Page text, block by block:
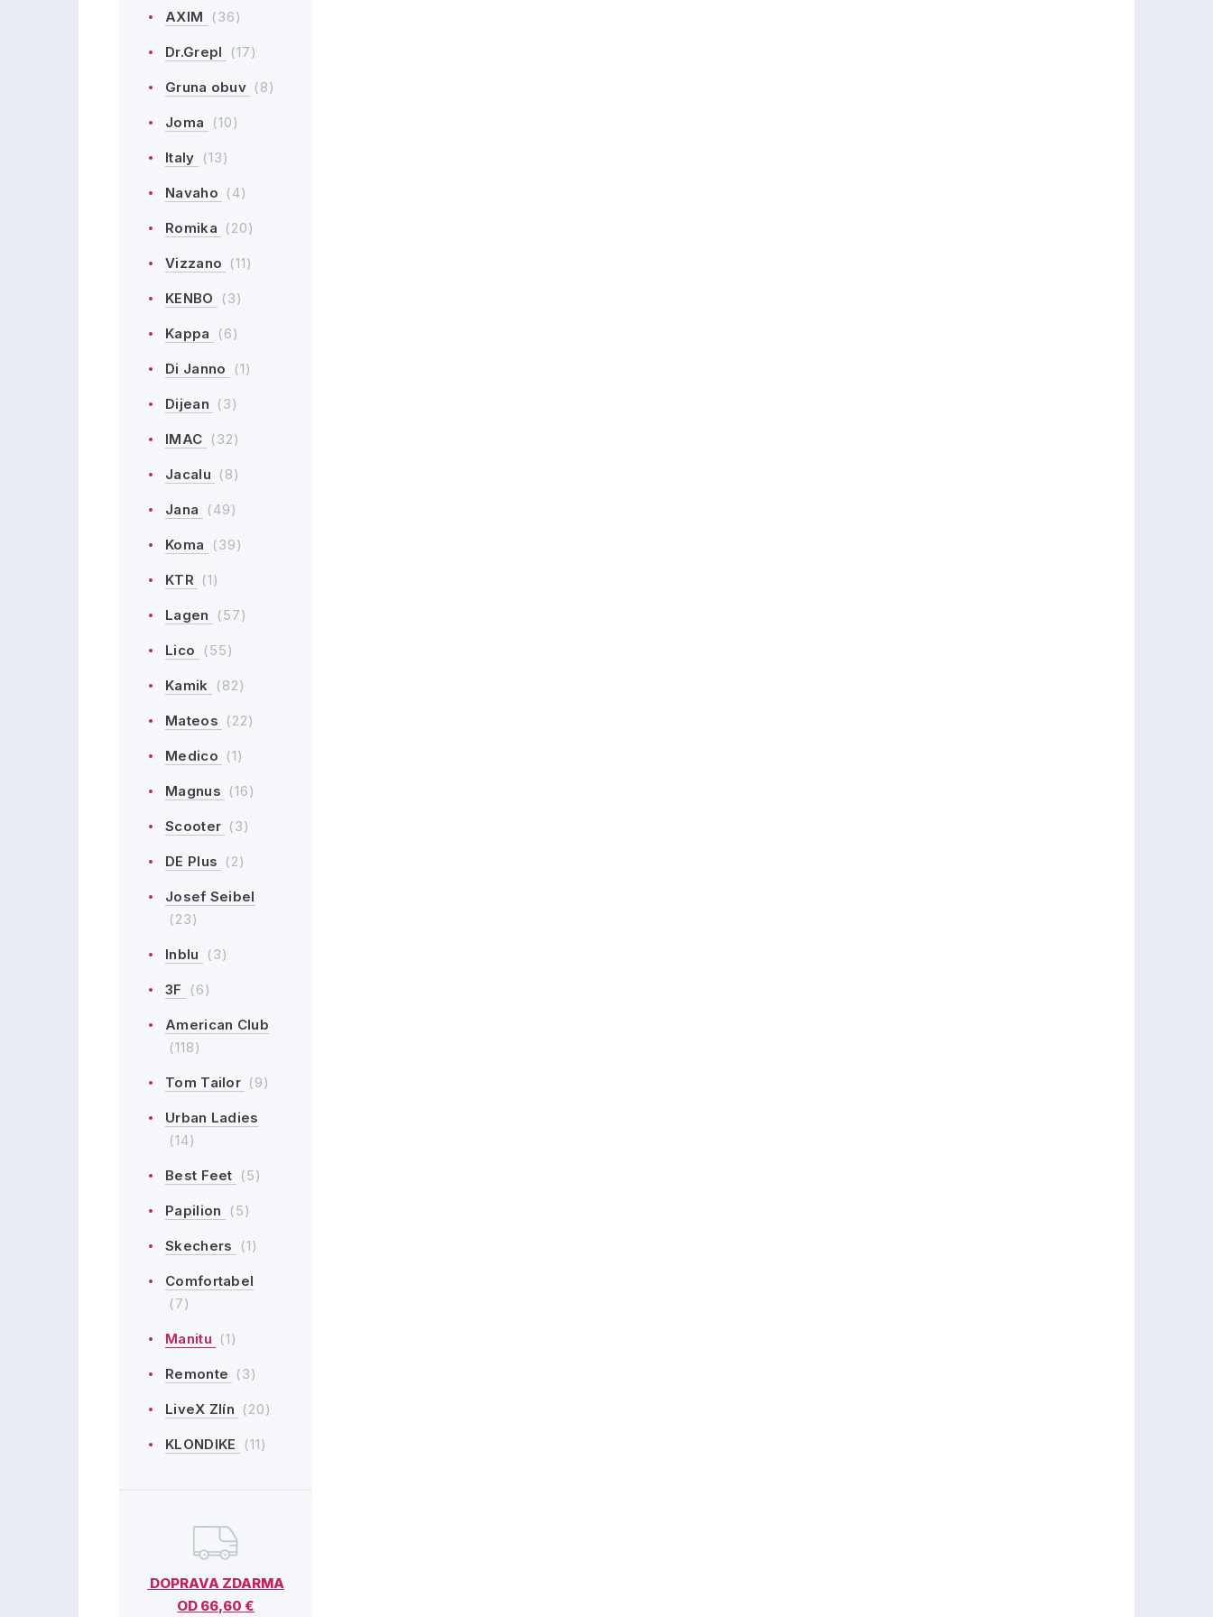
AXIM (36)
Dr.Grepl (17)
Gruna obuv (8)
Joma (10)
Italy (13)
Navaho (4)
Romika (20)
Vizzano (11)
KENBO (3)
Kappa (6)
Di Janno (1)
Dijean (3)
IMAC (32)
Jacalu (8)
Jana (49)
Koma (39)
KTR (1)
Lagen (57)
Lico (55)
Kamik (82)
Mateos (22)
Medico (1)
Magnus (16)
Scooter (3)
DE Plus (2)
Josef Seibel
(23)
Inblu (3)
3F (6)
American Club
(118)
Tom Tailor (9)
Urban Ladies
(14)
Best Feet (5)
Papilion (5)
Skechers (1)
Comfortabel
(7)
Manitu (1)
Remonte (3)
LiveX Zlín (20)
KLONDIKE (11)
DOPRAVA ZDARMA
OD 66,60 €